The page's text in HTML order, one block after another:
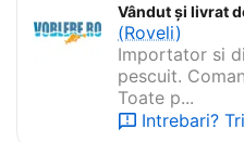
Vândut și livrat
(Roveli)
Importator si
pescuit.
Toate p...
Intrebari?